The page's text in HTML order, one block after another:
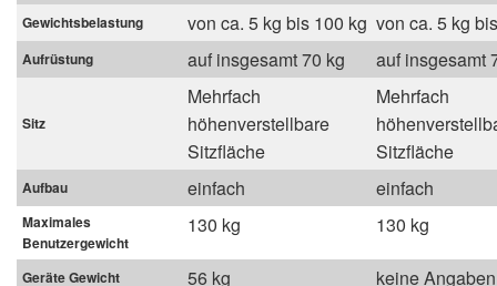
Gewichtsbelastung von ca. 5 kg bis 100 kg von ca. 5 kg
Aufrüstung auf insgesamt 70 kg auf insgesamt
Sitz
Mehrfach
höhenverstellbare
Sitzfläche
Mehrfach
Sitzfläche
Aufbau einfach einfach
Maximales
Benutzergewicht
130 kg 130 kg
Geräte Gewicht 56 kg keine Angaben